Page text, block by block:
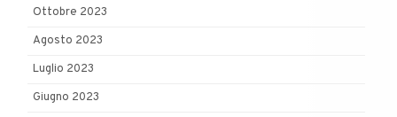
Ottobre 2023
Agosto 2023
Luglio 2023
Giugno 2023